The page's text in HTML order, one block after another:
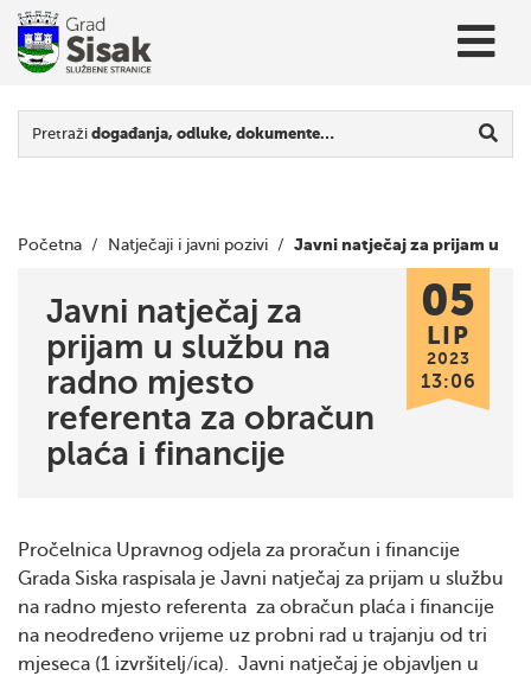
Pretraži događanja, odluke, dokumente…
Početna / Natječaji i javni pozivi / Javni natječaj za prijam u
službu na radno mjesto referenta za obračun plaća i financije
Javni natječaj za
prijam u službu na
radno mjesto
referenta za obračun
plaća i financije
05
LIP
2023
13:06
Pročelnica Upravnog odjela za proračun i financije
Grada Siska raspisala je Javni natječaj za prijam u službu
na radno mjesto referenta za obračun plaća i financije
na neodređeno vrijeme uz probni rad u trajanju od tri
mjeseca (1 izvršitelj/ica). Javni natječaj je objavljen u